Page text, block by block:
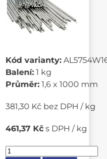
Kód varianty:
Balení: 1 kg
Průměr: 1,6 x 1000 mm
381,30 Kč bez DPH / kg
461,37 Kč s DPH / kg